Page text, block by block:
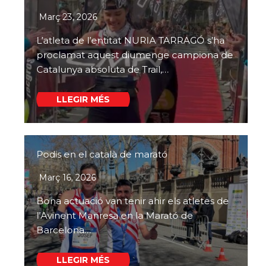
Març 23, 2026
L’atleta de l’entitat NURIA TARRAGÓ s’ha
proclamat aquest diumenge campiona de
Catalunya absoluta de Trail,…
LLEGIR MÉS
Podis en el català de marató
Març 16, 2026
Bona actuació van tenir ahir els atletes de
l’Avinent Manresa en la Marató de
Barcelona…
LLEGIR MÉS